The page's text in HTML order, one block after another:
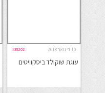
10 בינואר 2018 #39202
עוגת שוקולד ביסקוויטים